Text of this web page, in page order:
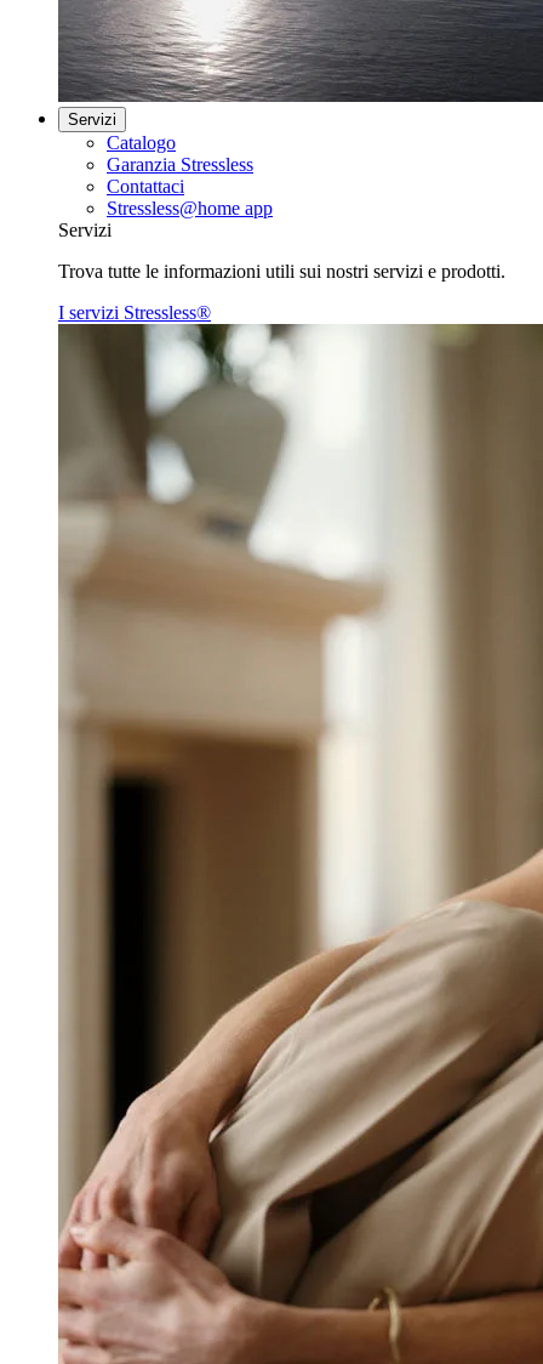
Servizi
Catalogo
Garanzia Stressless
Contattaci
Stressless@home app
Servizi
Trova tutte le informazioni utili sui nostri servizi e prodotti.
I servizi Stressless®